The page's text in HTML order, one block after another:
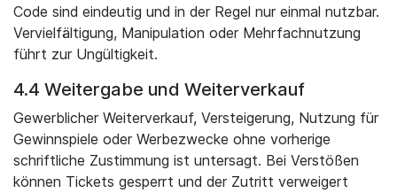
Code sind eindeutig und in der Regel nur einmal nutzbar.
Vervielfältigung, Manipulation oder Mehrfachnutzung
führt zur Ungültigkeit.
4.4 Weitergabe und Weiterverkauf
Gewerblicher Weiterverkauf, Versteigerung, Nutzung für
Gewinnspiele oder Werbezwecke ohne vorherige
schriftliche Zustimmung ist untersagt. Bei Verstößen
können Tickets gesperrt und der Zutritt verweigert